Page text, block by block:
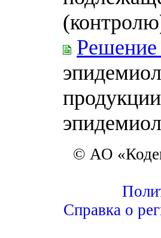
Решение
© АО
Справка о